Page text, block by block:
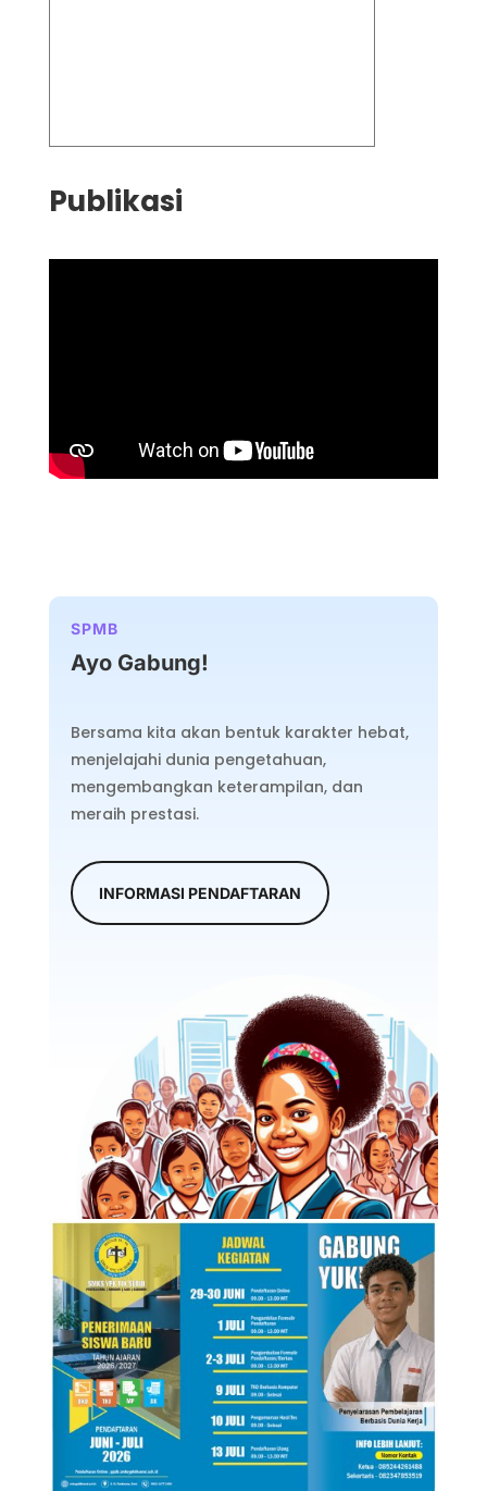
Publikasi
SPMB
Ayo Gabung!
Bersama kita akan bentuk karakter hebat,
menjelajahi dunia pengetahuan,
mengembangkan keterampilan, dan
meraih prestasi.
INFORMASI PENDAFTARAN